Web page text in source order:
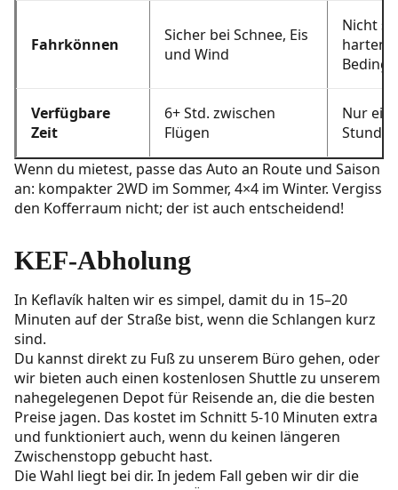
Fahrkönnen
Sicher bei Schnee, Eis
und Wind
Nicht
harten
Verfügbare
Zeit
6+ Std. zwischen
Flügen
Nur ein
Stunden
Wenn du mietest, passe das Auto an Route und Saison
an: kompakter 2WD im Sommer, 4×4 im Winter. Vergiss
den Kofferraum nicht; der ist auch entscheidend!
KEF-Abholung
In Keflavík halten wir es simpel, damit du in 15–20
Minuten auf der Straße bist, wenn die Schlangen kurz
sind.
Du kannst direkt zu Fuß zu unserem Büro gehen, oder
wir bieten auch einen kostenlosen Shuttle zu unserem
nahegelegenen Depot für Reisende an, die die besten
Preise jagen. Das kostet im Schnitt 5-10 Minuten extra
und funktioniert auch, wenn du keinen längeren
Zwischenstopp gebucht hast.
Die Wahl liegt bei dir. In jedem Fall geben wir dir die